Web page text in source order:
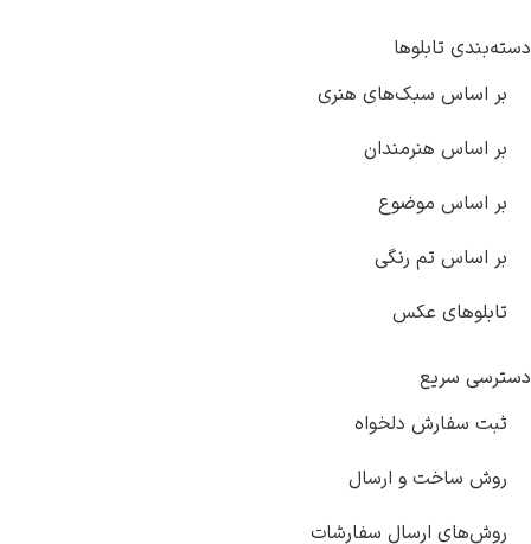
دسته‌بندی تابلوها
بر اساس سبک‌های هنری
بر اساس هنرمندان
بر اساس موضوع
بر اساس تم رنگی
تابلوهای عکس
دسترسی سریع
ثبت سفارش دلخواه
روش ساخت و ارسال
روش‌های ارسال سفارشات